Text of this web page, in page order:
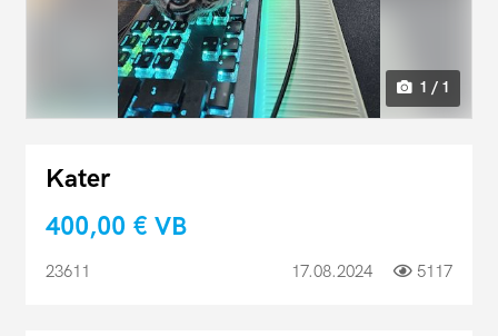
1 / 1
Kater
400,00 € VB
23611 17.08.2024 5117